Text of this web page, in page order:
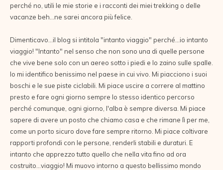
perché no, utili le mie storie e i racconti dei miei trekking o delle
vacanze beh...ne sarei ancora più felice.
Dimenticavo...il blog si intitola "intanto viaggio" perché...io intanto
viaggio! "Intanto" nel senso che non sono una di quelle persone
che vive bene solo con un aereo sotto i piedi e lo zaino sulle spalle.
Io mi identifico benissimo nel paese in cui vivo. Mi piacciono i suoi
boschi e le sue piste ciclabili. Mi piace uscire a correre al mattino
presto e fare ogni giorno sempre lo stesso identico percorso
perché comunque, ogni giorno, l'alba è sempre diversa. Mi piace
sapere di avere un posto che chiamo casa e che rimane lì per me,
come un porto sicuro dove fare sempre ritorno. Mi piace coltivare
rapporti profondi con le persone, renderli stabili e duraturi. E
intanto che apprezzo tutto quello che nella vita fino ad ora
costruito...viaggio! Mi muovo intorno a questo bellissimo mondo